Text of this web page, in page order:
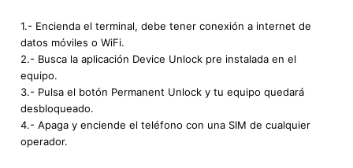
1.- Encienda el terminal, debe tener conexión a internet de
datos móviles o WiFi.
2.- Busca la aplicación Device Unlock pre instalada en el
equipo.
3.- Pulsa el botón Permanent Unlock y tu equipo quedará
desbloqueado.
4.- Apaga y enciende el teléfono con una SIM de cualquier
operador.